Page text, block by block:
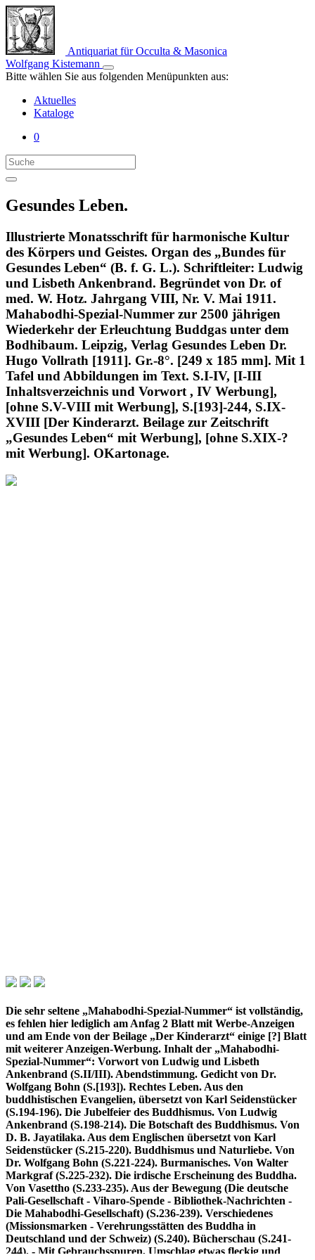
Antiquariat für Occulta & Masonica
Wolfgang Kistemann
Bitte wählen Sie aus folgenden Menüpunkten aus:
Aktuelles
Kataloge
0
Gesundes Leben.
Illustrierte Monatsschrift für harmonische Kultur
des Körpers und Geistes. Organ des „Bundes für
Gesundes Leben“ (B. f. G. L.). Schriftleiter: Ludwig
und Lisbeth Ankenbrand. Begründet von Dr. of
med. W. Hotz. Jahrgang VIII, Nr. V. Mai 1911.
Mahabodhi-Spezial-Nummer zur 2500 jährigen
Wiederkehr der Erleuchtung Buddgas unter dem
Bodhibaum. Leipzig, Verlag Gesundes Leben Dr.
Hugo Vollrath [1911]. Gr.-8°. [249 x 185 mm]. Mit 1
Tafel und Abbildungen im Text. S.I-IV, [I-III
Inhaltsverzeichnis und Vorwort , IV Werbung],
[ohne S.V-VIII mit Werbung], S.[193]-244, S.IX-
XVIII [Der Kinderarzt. Beilage zur Zeitschrift
„Gesundes Leben“ mit Werbung], [ohne S.XIX-?
mit Werbung]. OKartonage.
Die sehr seltene „Mahabodhi-Spezial-Nummer“ ist vollständig,
es fehlen hier lediglich am Anfag 2 Blatt mit Werbe-Anzeigen
und am Ende von der Beilage „Der Kinderarzt“ einige [?] Blatt
mit weiterer Anzeigen-Werbung. Inhalt der „Mahabodhi-
Spezial-Nummer“: Vorwort von Ludwig und Lisbeth
Ankenbrand (S.II/III). Abendstimmung. Gedicht von Dr.
Wolfgang Bohn (S.[193]). Rechtes Leben. Aus den
buddhistischen Evangelien, übersetzt von Karl Seidenstücker
(S.194-196). Die Jubelfeier des Buddhismus. Von Ludwig
Ankenbrand (S.198-214). Die Botschaft des Buddhismus. Von
D. B. Jayatilaka. Aus dem Englischen übersetzt von Karl
Seidenstücker (S.215-220). Buddhismus und Naturliebe. Von
Dr. Wolfgang Bohn (S.221-224). Burmanisches. Von Walter
Markgraf (S.225-232). Die irdische Erscheinung des Buddha.
Von Vasettho (S.233-235). Aus der Bewegung (Die deutsche
Pali-Gesellschaft - Viharo-Spende - Bibliothek-Nachrichten -
Die Mahabodhi-Gesellschaft) (S.236-239). Verschiedenes
(Missionsmarken - Verehrungsstätten des Buddha in
Deutschland und der Schweiz) (S.240). Bücherschau (S.241-
244). - Mit Gebrauchsspuren, Umschlag etwas fleckig und